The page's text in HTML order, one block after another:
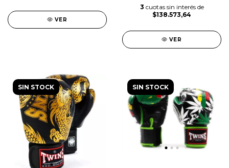
VER
3 cuotas sin interés de
$138.573,64
VER
SIN STOCK SIN STOCK